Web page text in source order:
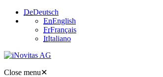
DeDeutsch
EnEnglish
FrFrançais
ItItaliano
Close menu✕